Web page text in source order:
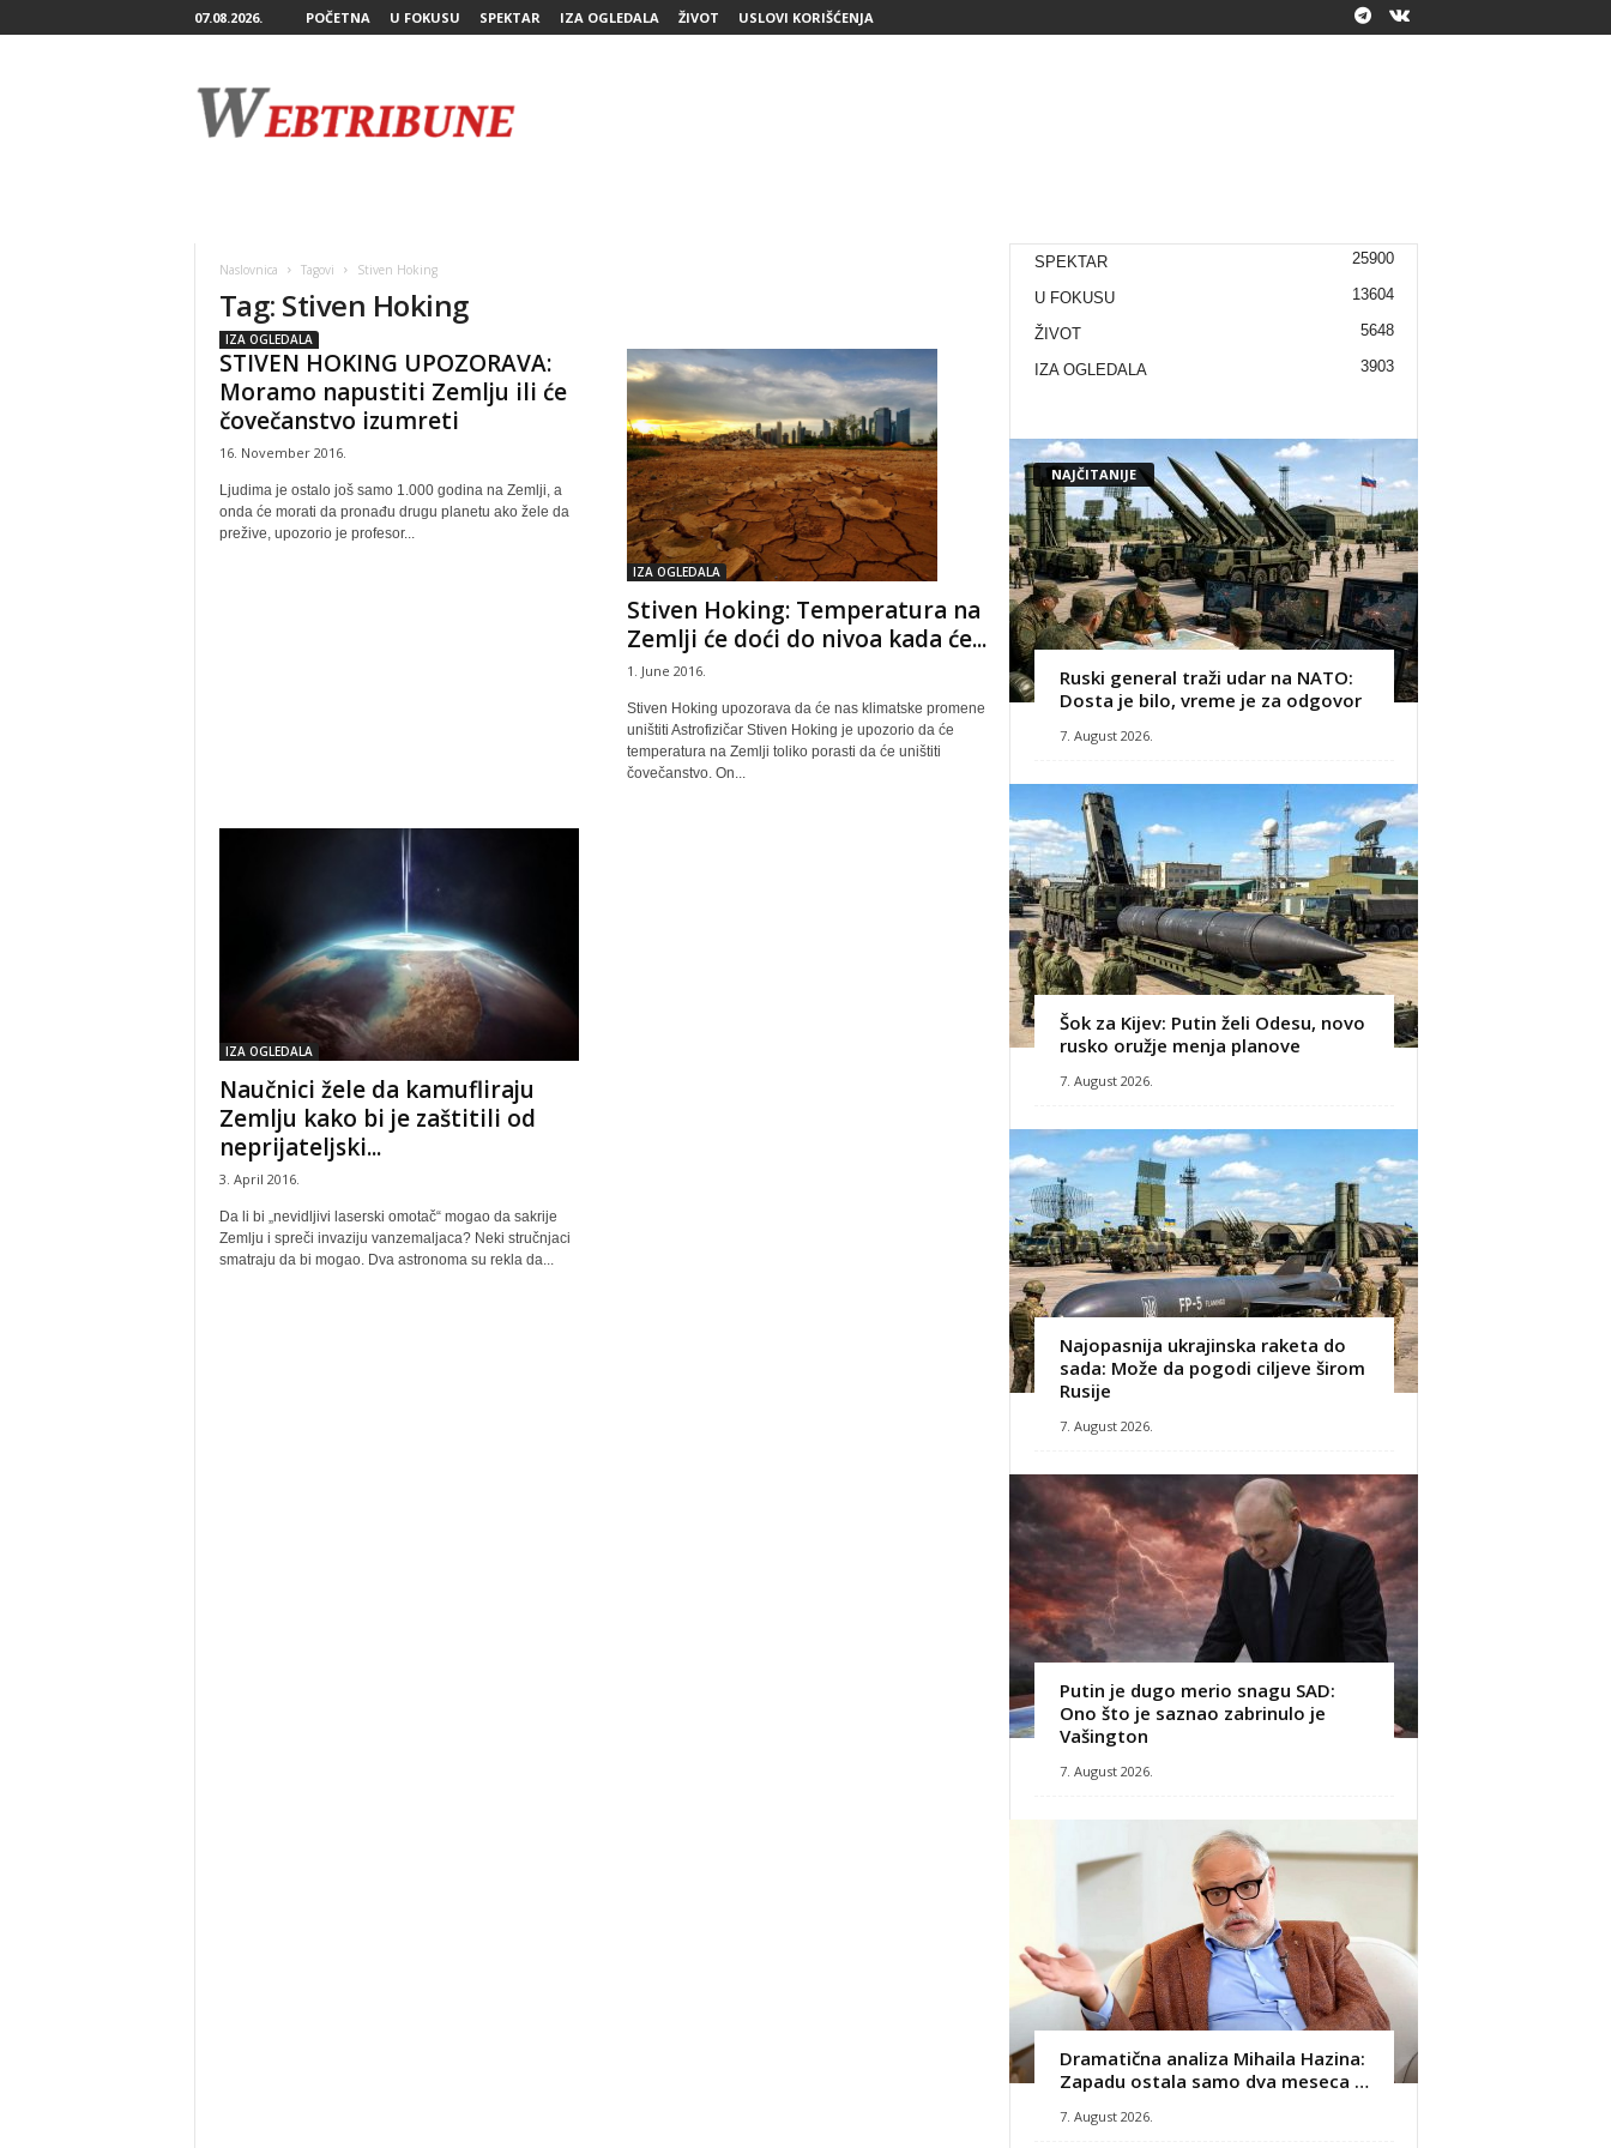
07.08.2026. POČETNA U FOKUSU SPEKTAR IZA OGLEDALA ŽIVOT USLOVI KORIŠĆENJA
Naslovnica Tagovi Stiven Hoking
Tag: Stiven Hoking
IZA OGLEDALA
STIVEN HOKING UPOZORAVA:
Moramo napustiti Zemlju ili će
čovečanstvo izumreti
16. November 2016.
Ljudima je ostalo još samo 1.000 godina na Zemlji, a
onda će morati da pronađu drugu planetu ako žele da
prežive, upozorio je profesor...
IZA OGLEDALA
Stiven Hoking: Temperatura na
Zemlji će doći do nivoa kada će...
1. June 2016.
Stiven Hoking upozorava da će nas klimatske promene
uništiti Astrofizičar Stiven Hoking je upozorio da će
temperatura na Zemlji toliko porasti da će uništiti
čovečanstvo. On...
IZA OGLEDALA
Naučnici žele da kamufliraju
Zemlju kako bi je zaštitili od
neprijateljski...
3. April 2016.
Da li bi „nevidljivi laserski omotač“ mogao da sakrije
Zemlju i spreči invaziju vanzemaljaca? Neki stručnjaci
smatraju da bi mogao. Dva astronoma su rekla da...
SPEKTAR 25900
U FOKUSU 13604
ŽIVOT 5648
IZA OGLEDALA 3903
NAJČITANIJE
Ruski general traži udar na NATO:
Dosta je bilo, vreme je za odgovor
7. August 2026.
Šok za Kijev: Putin želi Odesu, novo
rusko oružje menja planove
7. August 2026.
Najopasnija ukrajinska raketa do
sada: Može da pogodi ciljeve širom
Rusije
7. August 2026.
Putin je dugo merio snagu SAD:
Ono što je saznao zabrinulo je
Vašington
7. August 2026.
Dramatična analiza Mihaila Hazina:
Zapadu ostala samo dva meseca …
7. August 2026.